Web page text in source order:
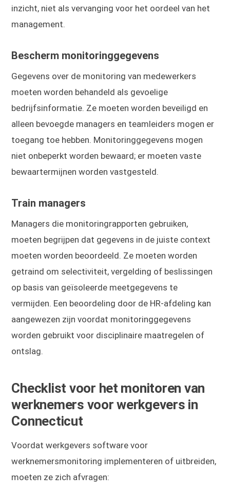
inzicht, niet als vervanging voor het oordeel van het
management.
Bescherm monitoringgegevens
Gegevens over de monitoring van medewerkers
moeten worden behandeld als gevoelige
bedrijfsinformatie. Ze moeten worden beveiligd en
alleen bevoegde managers en teamleiders mogen er
toegang toe hebben. Monitoringgegevens mogen
niet onbeperkt worden bewaard; er moeten vaste
bewaartermijnen worden vastgesteld.
Train managers
Managers die monitoringrapporten gebruiken,
moeten begrijpen dat gegevens in de juiste context
moeten worden beoordeeld. Ze moeten worden
getraind om selectiviteit, vergelding of beslissingen
op basis van geïsoleerde meetgegevens te
vermijden. Een beoordeling door de HR-afdeling kan
aangewezen zijn voordat monitoringgegevens
worden gebruikt voor disciplinaire maatregelen of
ontslag.
Checklist voor het monitoren van
werknemers voor werkgevers in
Connecticut
Voordat werkgevers software voor
werknemersmonitoring implementeren of uitbreiden,
moeten ze zich afvragen: